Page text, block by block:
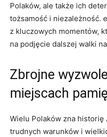
Polaków, ale także ich
tożsamość i niezależność.
z kluczowych momentów,
na podjęcie dalszej walki
Zbrojne
miejscach
Wielu Polaków zna
trudnych warunków i